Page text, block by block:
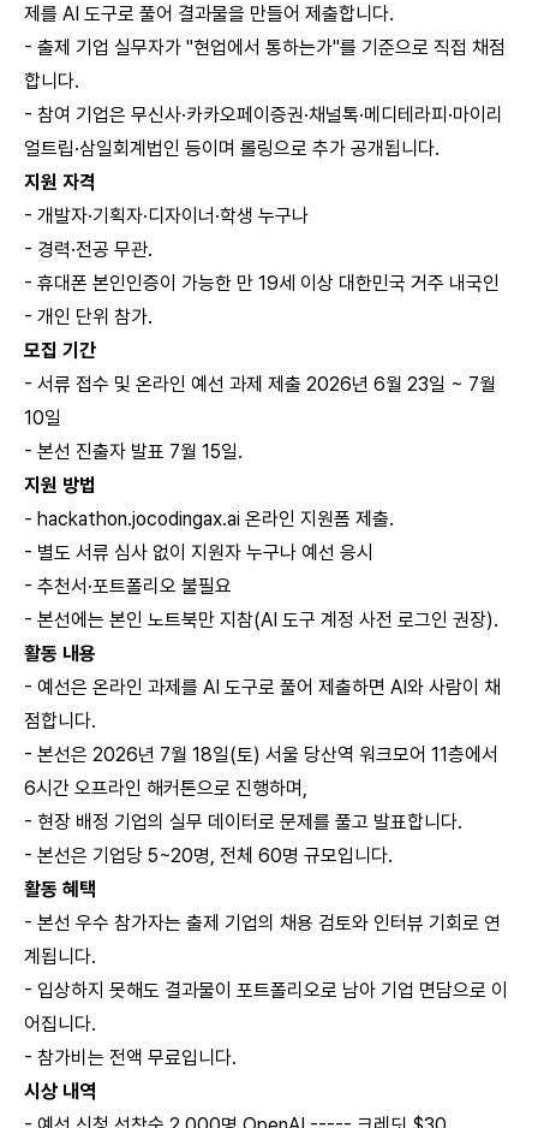
제를 AI 도구로 풀어 결과물을 만들어 제출합니다.
- 출제 기업 실무자가 "현업에서 통하는가"를 기준으로 직접 채점
합니다.
- 참여 기업은 무신사·카카오페이증권·채널톡·메디테라피·마이리
얼트립·삼일회계법인 등이며 롤링으로 추가 공개됩니다.
지원 자격
- 개발자·기획자·디자이너·학생 누구나
- 경력·전공 무관.
- 휴대폰 본인인증이 가능한 만 19세 이상 대한민국 거주 내국인
- 개인 단위 참가.
모집 기간
- 서류 접수 및 온라인 예선 과제 제출 2026년 6월 23일 ~ 7월
10일
- 본선 진출자 발표 7월 15일.
지원 방법
- hackathon.jocodingax.ai 온라인 지원폼 제출.
- 별도 서류 심사 없이 지원자 누구나 예선 응시
- 추천서·포트폴리오 불필요
- 본선에는 본인 노트북만 지참(AI 도구 계정 사전 로그인 권장).
활동 내용
- 예선은 온라인 과제를 AI 도구로 풀어 제출하면 AI와 사람이 채
점합니다.
- 본선은 2026년 7월 18일(토) 서울 당산역 워크모어 11층에서
6시간 오프라인 해커톤으로 진행하며,
- 현장 배정 기업의 실무 데이터로 문제를 풀고 발표합니다.
- 본선은 기업당 5~20명, 전체 60명 규모입니다.
활동 혜택
- 본선 우수 참가자는 출제 기업의 채용 검토와 인터뷰 기회로 연
계됩니다.
- 입상하지 못해도 결과물이 포트폴리오로 남아 기업 면담으로 이
어집니다.
- 참가비는 전액 무료입니다.
시상 내역